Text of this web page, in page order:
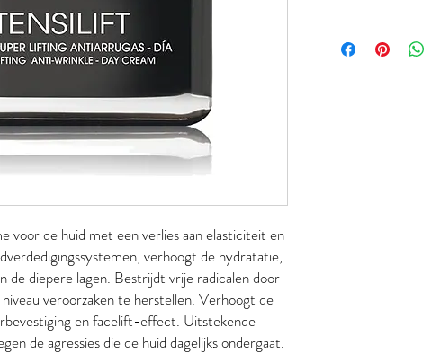
voor de huid met een verlies aan elasticiteit en
verhoogt de hydratatie,
de diepere lagen. Bestrijdt vrije radicalen door
veroorzaken te herstellen. Verhoogt de
en facelift-effect. Uitstekende
de agressies die de huid dagelijks ondergaat.